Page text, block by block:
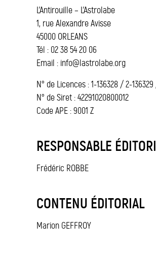
L’Antirouille – L’Astrolabe
1, rue Alexandre Avisse
45000 ORLEANS
Tél : 02 38 54 20 06
Email : info@lastrolabe.org
N° de Licences : 1-136328 / 2-
N° de Siret : 42291020800012
Code APE : 9001 Z
RESPONSABLE
Frédéric ROBBE
CONTENU ÉDITORIAL
Marion GEFFROY